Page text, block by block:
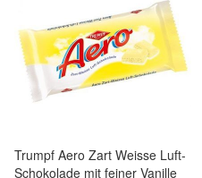
Trumpf Aero Zart Weisse Luft-
Schokolade mit feiner Vanille